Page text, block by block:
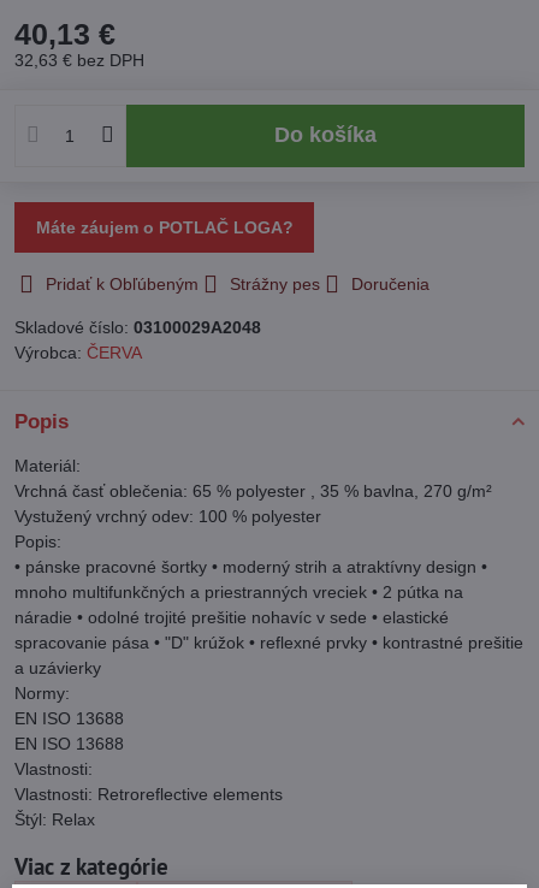
40,13 €
32,63 € bez DPH
Do košíka
Máte záujem o POTLAČ LOGA?
Pridať k Obľúbeným Strážny pes Doručenia
Skladové číslo: 03100029A2048
Výrobca: ČERVA
Popis
Materiál:
Vrchná časť oblečenia: 65 % polyester , 35 % bavlna, 270 g/m²
Vystužený vrchný odev: 100 % polyester
Popis:
• pánske pracovné šortky • moderný strih a atraktívny design •
mnoho multifunkčných a priestranných vreciek • 2 pútka na
náradie • odolné trojité prešitie nohavíc v sede • elastické
spracovanie pása • "D" krúžok • reflexné prvky • kontrastné prešitie
a uzávierky
Normy:
EN ISO 13688
EN ISO 13688
Vlastnosti:
Vlastnosti: Retroreflective elements
Štýl: Relax
Viac z kategórie